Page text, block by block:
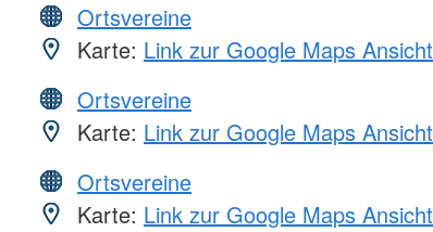
Ortsvereine
Karte: Link zur Google Maps Ansicht
Ortsvereine
Karte: Link zur Google Maps Ansicht
Ortsvereine
Karte: Link zur Google Maps Ansicht